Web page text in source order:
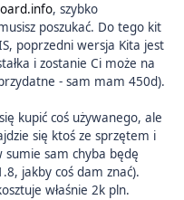
, szybko
poszukać. Do tego kit
poprzedni wersja Kita jest
i zostanie Ci może na
- sam mam 450d).
kupić coś używanego, ale
się ktoś ze sprzętem i
sumie sam chyba będę
jakby coś dam znać).
właśnie 2k pln.